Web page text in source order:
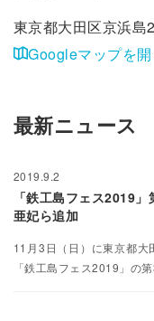
東京都大田区京浜島
Googleマップを開
最新ニュース
2019.9.2
「鉄工島フェス2019
亜妃ら追加
11月3日（日）に東京都
「鉄工島フェス2019」の